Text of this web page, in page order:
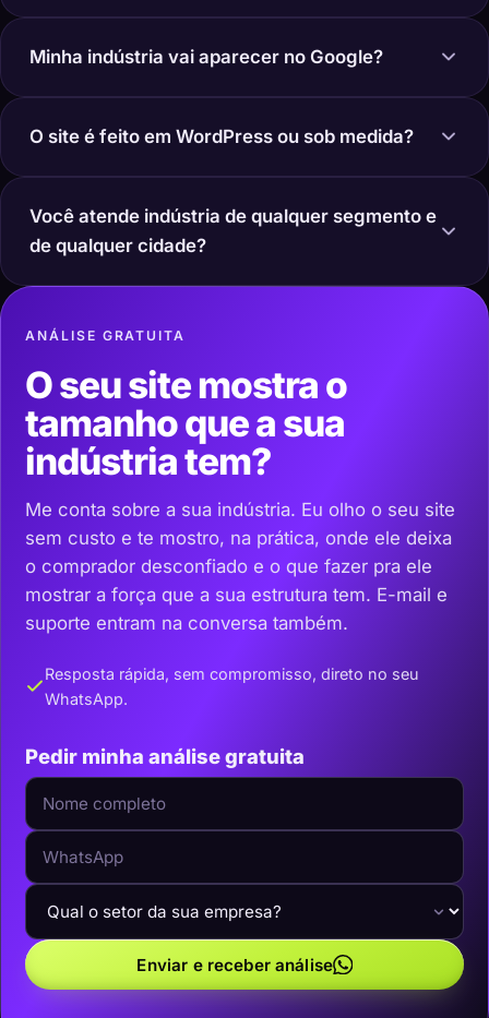
Minha indústria vai aparecer no Google?
O site é feito em WordPress ou sob medida?
Você atende indústria de qualquer segmento e
de qualquer cidade?
ANÁLISE GRATUITA
O seu site mostra o
tamanho que a sua
indústria tem?
Me conta sobre a sua indústria. Eu olho o seu site
sem custo e te mostro, na prática, onde ele deixa
o comprador desconfiado e o que fazer pra ele
mostrar a força que a sua estrutura tem. E-mail e
suporte entram na conversa também.
Resposta rápida, sem compromisso, direto no seu
WhatsApp.
Pedir minha análise gratuita
Enviar e receber análise